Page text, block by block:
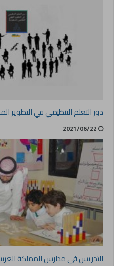
دور التعلم التنظيمي في التطوير
2021/06/22
التدريس في مدارس المملكة